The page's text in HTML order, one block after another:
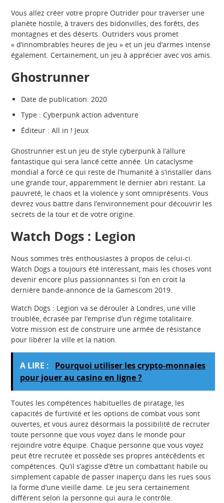
Vous allez créer votre propre Outrider pour traverser une
planète hostile, à travers des bidonvilles, des forêts, des
montagnes et des déserts. Outriders vous promet
« d’innombrables heures de jeu » et un jeu d’armes intense
également. Certainement, un jeu à apprécier avec vos amis.
Ghostrunner
Date de publication: 2020
Type : Cyberpunk action adventure
Éditeur : All in ! Jeux
Ghostrunner est un jeu de style cyberpunk à l’allure
fantastique qui sera lancé cette année. Un cataclysme
mondial a forcé ce qui reste de l’humanité à s’installer dans
une grande tour, apparemment le dernier abri restant. La
pauvreté, le chaos et la violence y sont omniprésents. Vous
devrez vous battre dans l’environnement pour découvrir les
secrets de la tour et de votre origine.
Watch Dogs : Legion
Nous sommes très enthousiastes à propos de celui-ci.
Watch Dogs a toujours été intéressant, mais les choses vont
devenir encore plus passionnantes si l’on en croit la
dernière bande-annonce de la Gamescom 2019.
Watch Dogs : Legion va se dérouler à Londres, une ville
troublée, écrasée par l’emprise d’un régime totalitaire.
Votre mission est de construire une armée de résistance
pour libérer la ville et la nation.
A LIRE :
Pourquoi utiliser les crypto-monnaies
pour jouer au casino en ligne ?
Toutes les compétences habituelles de piratage, les
capacités de furtivité et les options de combat vous sont
ouvertes, et vous aurez désormais la possibilité de recruter
toute personne que vous voyez dans le monde pour
rejoindre votre équipe. Chaque personne que vous voyez
peut être recrutée et possède ses propres antécédents et
compétences. Qu’il s’agisse d’être un combattant habile ou
simplement capable de passer inaperçu dans les rues sous
la forme d’une vieille dame. Le jeu sera certainement
différent selon la personne qui aura le contrôle.